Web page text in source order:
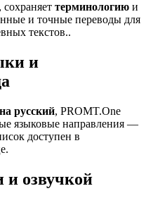
сохраняет терминологию и
и точные переводы для
текстов..
и
русский, PROMT.One
языковые направления —
доступен в
и озвучкой